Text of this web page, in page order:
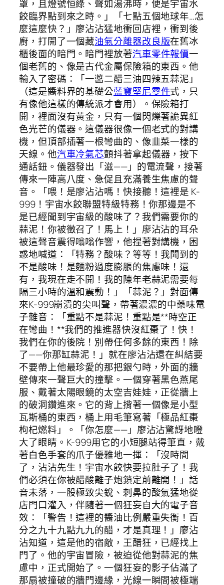
罩，且燈號恒綠、聲如湯沸時，便是宇宙水
餃臨界點到來之時。」「七點五個地球年…怎
麼這麼快？」廖沾沾猛地衝回店裡，衝到後
廚，打開了一個藏油氣分離器改良版在舊冰
櫃後面的暗門。暗門裡放著汽車零件報價一
個老舊的、像是古代金屬保險箱的東西。他
輸入了密碼：「一醬二醋三油四辣五蒜泥」
（這是醬料界的基礎公藍寶堅尼零件式，只
有像他這樣的傳統派才會用）。保險箱打
開，裡面沒有黃金，只有一個閃爍著詭異紅
色光芒的儀器。這儀器很像一個老式的對講
機，但頂部插著一根彎曲的、像韭菜一樣的
天線。他汽車冷氣芯顫抖著拿起儀器，按下
通話鈕。儀器發出「滋——」的電流聲，接著
傳來一陣高八度、急促且充滿養生焦慮的聲
音。「喂！是廖沾沾嗎！快接聽！這裡是 K-
999！宇宙水餃聯盟特級特務！你那邊是不
是已經聞到宇宙級的酸味了？我們需要你的
蒜泥！你被徵召了！馬上！」廖沾沾的耳朵
被這聲音震得嗡嗡作響，他捏著對講機，困
惑地喊道：「特務？酸味？等等！我聞到的
不是酸味！是麵粉過度膨脹的焦慮味！還
有，我現在走不開！我的陳年老蒜泥需要每
隔三小時的溫和震動！」「蒜泥？」對面傳
來K-999崩潰的尖叫聲，帶著濃濃的中藥味電
子雜音：「重點不是蒜泥！重點是**時空正
在彎曲！**我們的推進器快沒紅棗了！快！
我們在你的後院！別帶任何多餘的東西！除
了——你那缸蒜泥！」就在廖沾沾還在糾結要
不要帶上他最珍愛的那把銀勺時，外面的牆
壁傳來一聲巨大的撞擊。一個穿著黑色燕尾
服、戴著太陽眼鏡的太空吉娃娃，正從牆上
的破洞鑽進來。它的背上揹著一個像是小型
瓦斯桶的東西，桶上用毛筆寫著「極品紅棗
枸杞燃料」。「你怎麼——」廖沾沾驚訝地瞪
大了眼睛。K-999用它的小短腿站得筆直，戴
著白色手套的爪子優雅地一揮：「沒時間
了，沾沾先生！宇宙水餃快要拉肚子了！我
們必須在你被醋酸離子炮鎖定前離開！」話
音未落，一股極致尖銳、刺鼻的酸氣猛地從
店門口灌入，伴隨著一個狂妄自大的電子音
效：「警告！這裡的醬油比例嚴重失衡！百
分之九十九點九九的醋，才是真理！」廖沾
沾知道，這是他的宿敵，王醋狂，已經找上
門了。他的宇宙冒險，被迫從他對蒜泥的焦
慮中，正式開始了。一個狂妄的影子佔滿了
那扇被撞破的牆門邊緣，光線一瞬間被極端